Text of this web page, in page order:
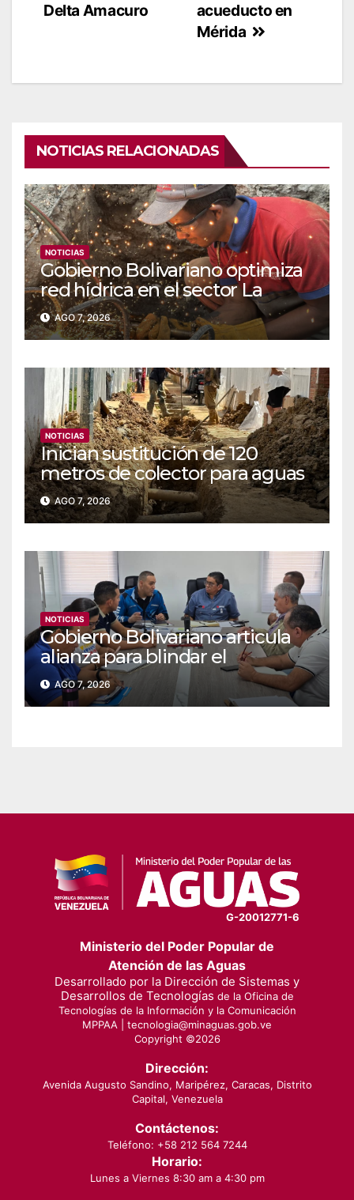
acueducto en
Mérida
Delta Amacuro
NOTICIAS RELACIONADAS
NOTICIAS
Gobierno Bolivariano optimiza
red hídrica en el sector La
Majada
AGO 7, 2026
NOTICIAS
Inician sustitución de 120
metros de colector para aguas
servidas en Coche
AGO 7, 2026
NOTICIAS
Gobierno Bolivariano articula
alianza para blindar el
suministro de agua y
electricidad en Falcón
AGO 7, 2026
G-20012771-6
Ministerio del Poder Popular de
Atención de las Aguas
Desarrollado por la Dirección de Sistemas y
Desarrollos de Tecnologías de la Oficina de
Tecnologías de la Información y la Comunicación
MPPAA | tecnologia@minaguas.gob.ve
Copyright ©2026
Dirección:
Avenida Augusto Sandino, Maripérez, Caracas, Distrito
Capital, Venezuela
Contáctenos:
Teléfono: +58 212 564 7244
Horario:
Lunes a Viernes 8:30 am a 4:30 pm